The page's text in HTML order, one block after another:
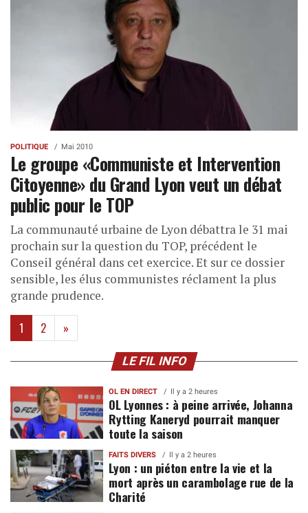
POLITIQUE Mai 2010
Le groupe «Communiste et Intervention
Citoyenne» du Grand Lyon veut un débat
public pour le TOP
La communauté urbaine de Lyon débattra le 31 mai
prochain sur la question du TOP, précédent le
Conseil général dans cet exercice. Et sur ce dossier
sensible, les élus communistes réclament la plus
grande prudence.
1 (current)
2 »
LE FIL INFO
OL EN DIRECT Il y a 2 heures
OL Lyonnes : à peine arrivée, Johanna
Rytting Kaneryd pourrait manquer
toute la saison
FAITS DIVERS Il y a 2 heures
Lyon : un piéton entre la vie et la
mort après un carambolage rue de la
Charité